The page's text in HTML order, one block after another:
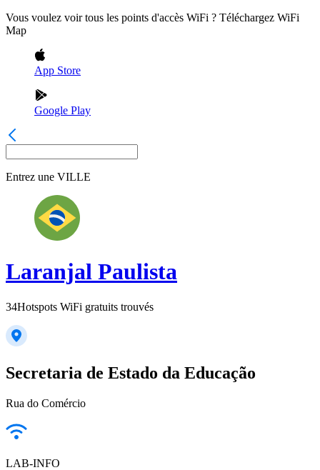
Vous voulez voir tous les points d'accès WiFi ? Téléchargez WiFi
Map
App Store
Google Play
Entrez une VILLE
Laranjal Paulista
34Hotspots WiFi gratuits trouvés
Secretaria de Estado da Educação
Rua do Comércio
LAB-INFO